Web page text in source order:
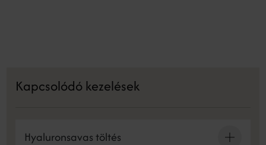
Kapcsolódó kezelések
Hyaluronsavas töltés